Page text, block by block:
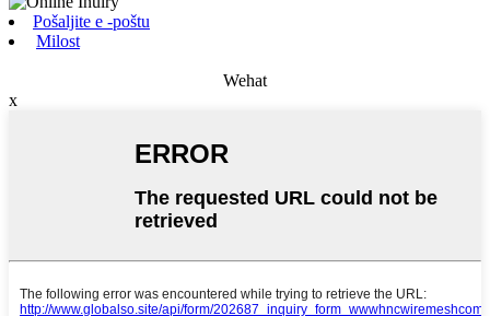
Pošaljite e -poštu
Milost
Wehat
x